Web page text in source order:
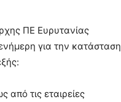
ΠΕ Ευρυτανίας
για την κατάσταση
από τις εταιρείες